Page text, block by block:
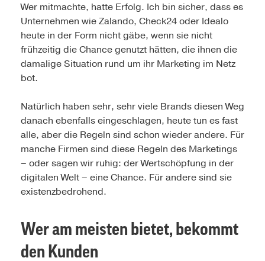
Wer mitmachte, hatte Erfolg. Ich bin sicher, dass es
Unternehmen wie Zalando, Check24 oder Idealo
heute in der Form nicht gäbe, wenn sie nicht
frühzeitig die Chance genutzt hätten, die ihnen die
damalige Situation rund um ihr Marketing im Netz
bot.
Natürlich haben sehr, sehr viele Brands diesen Weg
danach ebenfalls eingeschlagen, heute tun es fast
alle, aber die Regeln sind schon wieder andere. Für
manche Firmen sind diese Regeln des Marketings
– oder sagen wir ruhig: der Wertschöpfung in der
digitalen Welt – eine Chance. Für andere sind sie
existenzbedrohend.
Wer am meisten bietet, bekommt
den Kunden